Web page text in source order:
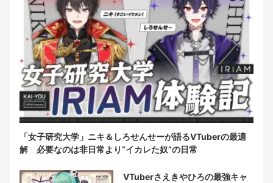
「女子研究大学」ニキ＆しろせんせーが語るVTuberの最適
解 必要なのは非日常より“イカレた奴”の日常
VTuberさえきやひろの最強キャ